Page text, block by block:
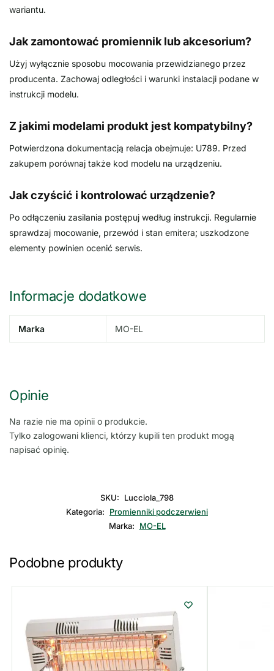
wariantu.
Jak zamontować promiennik lub akcesorium?
Użyj wyłącznie sposobu mocowania przewidzianego przez
producenta. Zachowaj odległości i warunki instalacji podane w
instrukcji modelu.
Z jakimi modelami produkt jest kompatybilny?
Potwierdzona dokumentacją relacja obejmuje: U789. Przed
zakupem porównaj także kod modelu na urządzeniu.
Jak czyścić i kontrolować urządzenie?
Po odłączeniu zasilania postępuj według instrukcji. Regularnie
sprawdzaj mocowanie, przewód i stan emitera; uszkodzone
elementy powinien ocenić serwis.
Informacje dodatkowe
Marka MO-EL
Opinie
Na razie nie ma opinii o produkcie.
Tylko zalogowani klienci, którzy kupili ten produkt mogą
napisać opinię.
SKU:
Lucciola_798
Kategoria:
Promienniki podczerwieni
Marka:
MO-EL
Podobne produkty